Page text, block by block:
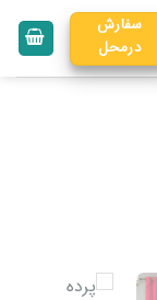
سفارش
درمحل